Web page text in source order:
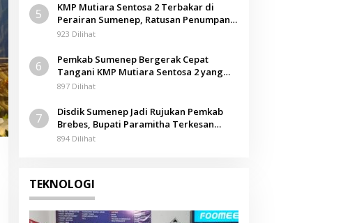
5
KMP Mutiara Sentosa 2 Terbakar di
Perairan Sumenep, Ratusan Penumpang
Dievakuasi
923 Dilihat
6
Pemkab Sumenep Bergerak Cepat
Tangani KMP Mutiara Sentosa 2 yang
Terbakar
897 Dilihat
7
Disdik Sumenep Jadi Rujukan Pemkab
Brebes, Bupati Paramitha Terkesan
Pendidikan Berbasis Budaya
894 Dilihat
TEKNOLOGI